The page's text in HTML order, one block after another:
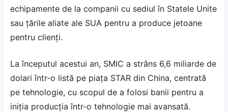
echipamente de la companii cu sediul în Statele Unite
sau țările aliate ale SUA pentru a produce jetoane
pentru clienți.
La începutul acestui an, SMIC a strâns 6,6 miliarde de
dolari într-o listă pe piața STAR din China, centrată
pe tehnologie, cu scopul de a folosi banii pentru a
iniția producția într-o tehnologie mai avansată.